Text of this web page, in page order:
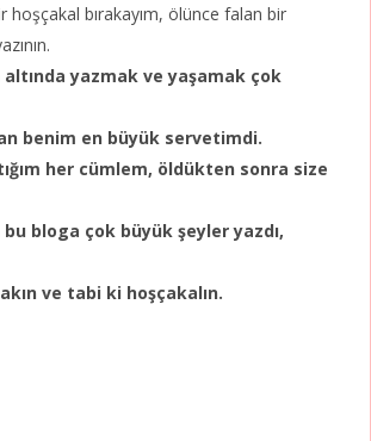
hoşçakal bırakayım, ölünce falan bir
yazmak ve yaşamak çok
benim en büyük servetimdi.
her cümlem, öldükten sonra size
bu bloga çok büyük şeyler yazdı,
ve tabi ki hoşçakalın.